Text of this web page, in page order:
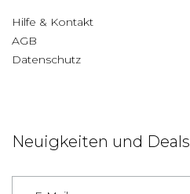
Hilfe & Kontakt
AGB
Datenschutz
Neuigkeiten und Deals